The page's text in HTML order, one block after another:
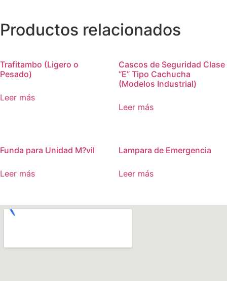
Productos relacionados
Trafitambo (Ligero o
Pesado)
Leer más
Cascos de Seguridad Clase
“E” Tipo Cachucha
(Modelos Industrial)
Leer más
Funda para Unidad M?vil
Leer más
Lampara de Emergencia
Leer más